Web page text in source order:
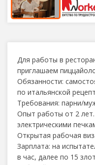
Для работы в
приглашаем
Обязанности:
по итальянской
Требования: парни/
Опыт работы от 2
электрическими
Открытая рабочая
Зарплата: на
в час, далее по 15